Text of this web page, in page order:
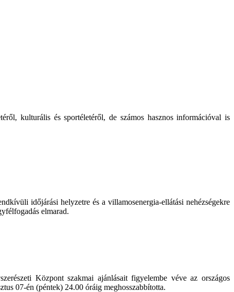
kulturális és sportéletéről, de számos hasznos információval is
időjárási helyzetre és a villamosenergia-ellátási nehézségekre
elmarad.
Központ szakmai ajánlásait figyelembe véve az országos
07-én (péntek) 24.00 óráig meghosszabbította.